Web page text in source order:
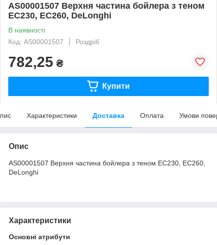
AS00001507 Верхня частина бойлера з теном
EC230, EC260, DeLonghi
В наявності
Код: AS00001507
Роздріб
782,25 ₴
Купити
Характеристики Доставка Оплата Умови
Опис
AS00001507 Верхня частина бойлера з теном EC230, EC260,
DeLonghi
Характеристики
Основні атрибути